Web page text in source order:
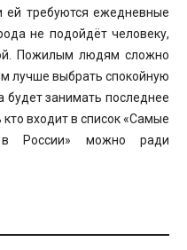
ей требуются ежедневные
не подойдёт человеку,
Пожилым людям сложно
лучше выбрать спокойную
будет занимать последнее
кто входит в список «Самые
России» можно ради